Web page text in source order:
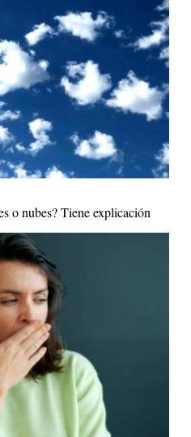
o nubes? Tiene explicación